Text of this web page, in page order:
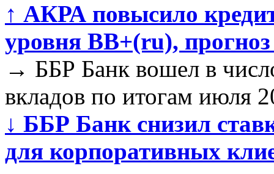
↑ АКРА повысило
уровня BB+(ru),
→ ББР Банк вошел в
вкладов по итогам июля
↓ ББР Банк снизил
для корпоративных